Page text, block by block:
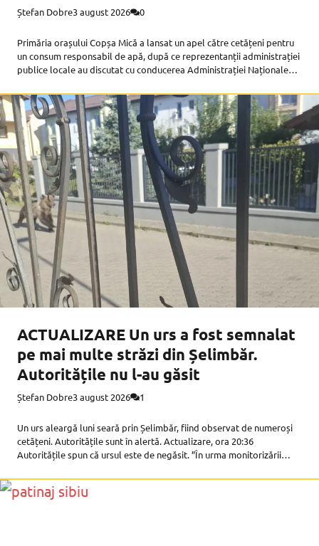
Ștefan Dobre3 august 2026 0
Primăria orașului Copșa Mică a lansat un apel către cetățeni pentru
un consum responsabil de apă, după ce reprezentanții administrației
publice locale au discutat cu conducerea Administrației Naționale
acumularea Ighiș, singura sursă
ACTUALIZARE Un urs a fost semnalat
pe mai multe străzi din Șelimbăr.
Autoritățile nu l-au găsit
Ștefan Dobre3 august 2026 1
Un urs aleargă luni seară prin Șelimbăr, fiind observat de numeroși
cetățeni. Autoritățile sunt în alertă. Actualizare, ora 20:36
Autoritățile spun că ursul este de negăsit. ”În urma monitorizării